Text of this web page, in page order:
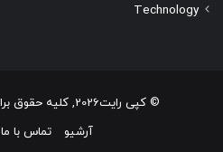
Technology
© کپی رایت2026, کلیه حقوق برای دانشجو محفوظ است.
آرشیو
تماس با ما